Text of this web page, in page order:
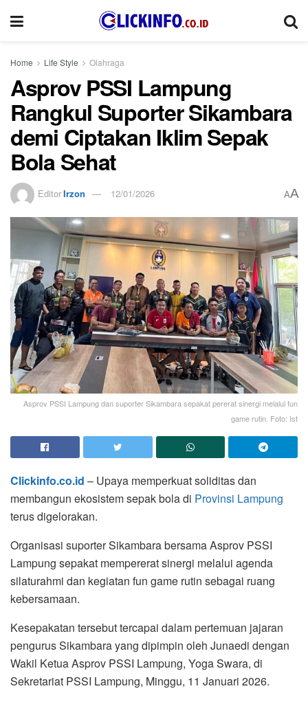
Home Life Style Olahraga
Asprov PSSI Lampung
Rangkul Suporter Sikambara
demi Ciptakan Iklim Sepak
Bola Sehat
EditorIrzon 12/01/2026 AA
Asprov PSSI Lampung dan suporter Sikambara sepakat pererat sinergi melalui fun
game rutin. Foto: Ist
Clickinfo.co.id – Upaya memperkuat soliditas dan
membangun ekosistem sepak bola di Provinsi Lampung
terus digelorakan.
Organisasi suporter Sikambara bersama Asprov PSSI
Lampung sepakat mempererat sinergi melalui agenda
silaturahmi dan kegiatan fun game rutin sebagai ruang
kebersamaan.
Kesepakatan tersebut tercapai dalam pertemuan jajaran
pengurus Sikambara yang dipimpin oleh Junaedi dengan
Wakil Ketua Asprov PSSI Lampung, Yoga Swara, di
Sekretariat PSSI Lampung, Minggu, 11 Januari 2026.